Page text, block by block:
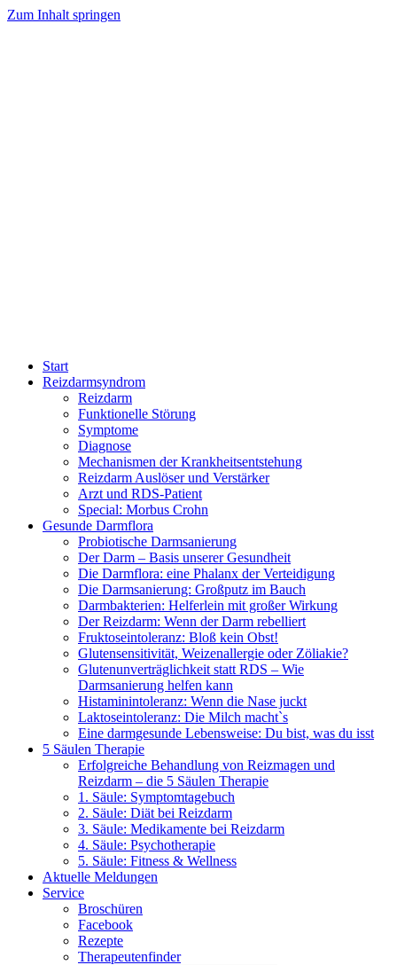
Zum Inhalt springen
Start
Reizdarmsyndrom
Reizdarm
Funktionelle Störung
Symptome
Diagnose
Mechanismen der Krankheitsentstehung
Reizdarm Auslöser und Verstärker
Arzt und RDS-Patient
Special: Morbus Crohn
Gesunde Darmflora
Probiotische Darmsanierung
Der Darm – Basis unserer Gesundheit
Die Darmflora: eine Phalanx der Verteidigung
Die Darmsanierung: Großputz im Bauch
Darmbakterien: Helferlein mit großer Wirkung
Der Reizdarm: Wenn der Darm rebelliert
Fruktoseintoleranz: Bloß kein Obst!
Glutensensitivität, Weizenallergie oder Zöliakie?
Glutenunverträglichkeit statt RDS – Wie
Darmsanierung helfen kann
Histaminintoleranz: Wenn die Nase juckt
Laktoseintoleranz: Die Milch macht`s
Eine darmgesunde Lebensweise: Du bist, was du isst
5 Säulen Therapie
Erfolgreiche Behandlung von Reizmagen und
Reizdarm – die 5 Säulen Therapie
1. Säule: Symptomtagebuch
2. Säule: Diät bei Reizdarm
3. Säule: Medikamente bei Reizdarm
4. Säule: Psychotherapie
5. Säule: Fitness & Wellness
Aktuelle Meldungen
Service
Broschüren
Facebook
Rezepte
Therapeutenfinder